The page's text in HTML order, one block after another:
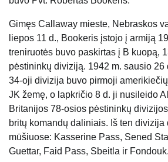
Gimęs Callaway mieste, Nebraskos
liepos 11 d., Bookeris įstojo į armiją
treniruotės buvo paskirtas į B kuopą,
pėstininkų diviziją. 1942 m. sausio 26
34-oji divizija buvo pirmoji
JK žemę, o lapkričio 8 d. ji nusileido
Britanijos 78-osios pėstininkų
britų komandų daliniais. Iš ten
mūšiuose: Kasserine Pass, Sened
Guettar, Faid Pass, Sbeitla ir Fondouk.